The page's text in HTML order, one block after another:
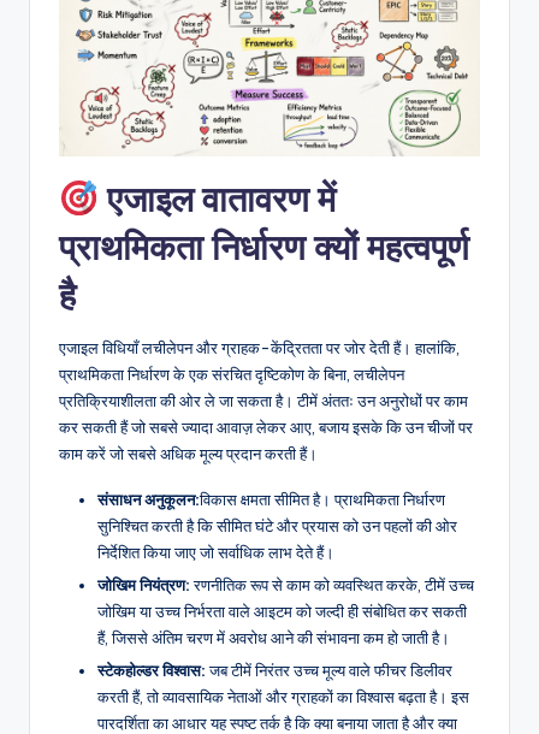
si
g
h
एजाइल वातावरण में
प्राथमिकता निर्धारण क्यों महत्वपूर्ण
है
एजाइल विधियाँ लचीलेपन और ग्राहक-केंद्रितता पर जोर देती हैं। हालांकि,
प्राथमिकता निर्धारण के एक संरचित दृष्टिकोण के बिना, लचीलेपन
प्रतिक्रियाशीलता की ओर ले जा सकता है। टीमें अंततः उन अनुरोधों पर काम
कर सकती हैं जो सबसे ज्यादा आवाज़ लेकर आए, बजाय इसके कि उन चीजों पर
काम करें जो सबसे अधिक मूल्य प्रदान करती हैं।
संसाधन अनुकूलन:विकास क्षमता सीमित है। प्राथमिकता निर्धारण
सुनिश्चित करती है कि सीमित घंटे और प्रयास को उन पहलों की ओर
निर्देशित किया जाए जो सर्वाधिक लाभ देते हैं।
जोखिम नियंत्रण:रणनीतिक रूप से काम को व्यवस्थित करके, टीमें उच्च
जोखिम या उच्च निर्भरता वाले आइटम को जल्दी ही संबोधित कर सकती
हैं, जिससे अंतिम चरण में अवरोध आने की संभावना कम हो जाती है।
स्टेकहोल्डर विश्वास:जब टीमें निरंतर उच्च मूल्य वाले फीचर डिलीवर
करती हैं, तो व्यावसायिक नेताओं और ग्राहकों का विश्वास बढ़ता है। इस
पारदर्शिता का आधार यह स्पष्ट तर्क है कि क्या बनाया जाता है और क्या